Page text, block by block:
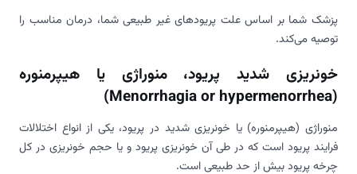
‌پزشک شما بر اساس علت پریودهای غیر طبیعی شما، درمان مناسب را
توصیه می‌کند.
خونریزی شدید پریود، منوراژی یا هیپرمنوره
(Menorrhagia or hypermenorrhea)
منوراژی (هیپرمنوره) یا خونریزی شدید در پریود، یکی از انواع اختلالات
فرایند پریود است که در طی آن خونریزی پریود و یا حجم خونریزی در کل
چرخه پریود بیش از حد طبیعی است.